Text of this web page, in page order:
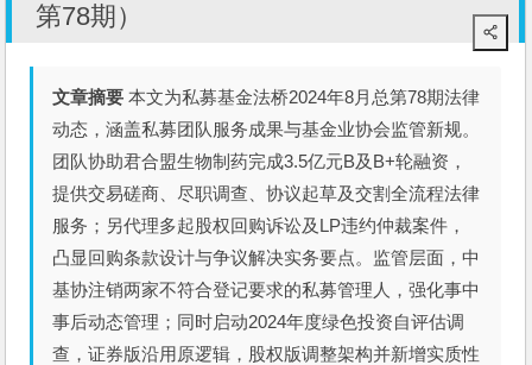
第78期）
文章摘要 本文为私募基金法桥2024年8月总第78期法律
动态，涵盖私募团队服务成果与基金业协会监管新规。
团队协助君合盟生物制药完成3.5亿元B及B+轮融资，
提供交易磋商、尽职调查、协议起草及交割全流程法律
服务；另代理多起股权回购诉讼及LP违约仲裁案件，
凸显回购条款设计与争议解决实务要点。监管层面，中
基协注销两家不符合登记要求的私募管理人，强化事中
事后动态管理；同时启动2024年度绿色投资自评估调
查，证券版沿用原逻辑，股权版调整架构并新增实质性